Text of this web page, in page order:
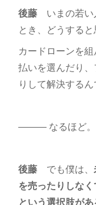
後藤いまの若い
とき、どうすると
カードローンを
払いを選んだり
りして解決するん
――― なるほど。
後藤でも僕は、
を売ったりしな
という選択肢が